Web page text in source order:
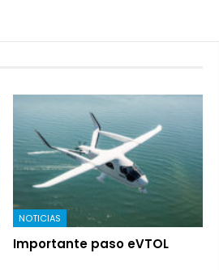
NOTICIAS
Importante paso eVTOL